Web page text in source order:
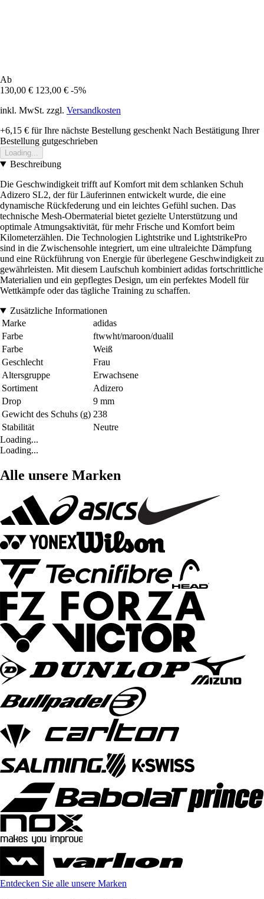
Ab
130,00 € 123,00 € -5%
inkl. MwSt. zzgl. Versandkosten
+6,15 € für Ihre nächste Bestellung geschenkt Nach Bestätigung Ihrer
Bestellung gutgeschrieben
Loading...
Beschreibung
Die Geschwindigkeit trifft auf Komfort mit dem schlanken Schuh
Adizero SL2, der für Läuferinnen entwickelt wurde, die eine
dynamische Rückfederung und ein leichtes Gefühl suchen. Das
technische Mesh-Obermaterial bietet gezielte Unterstützung und
optimale Atmungsaktivität, für mehr Frische und Komfort beim
Kilometerzählen. Die Technologien Lightstrike und LightstrikePro
sind in die Zwischensohle integriert, um eine ultraleichte Dämpfung
und eine Rückführung von Energie für überlegene Geschwindigkeit zu
gewährleisten. Mit diesem Laufschuh kombiniert adidas fortschrittliche
Materialien und ein gepflegtes Design, um ein perfektes Modell für
Wettkämpfe oder das tägliche Training zu schaffen.
Zusätzliche Informationen
Marke
adidas
Farbe
ftwwht/maroon/dualil
Farbe
Weiß
Geschlecht
Frau
Altersgruppe
Erwachsene
Sortiment
Adizero
Drop
9 mm
Gewicht des Schuhs (g) 238
Stabilität
Neutre
Loading...
Loading...
Alle unsere Marken
Entdecken Sie alle unsere Marken